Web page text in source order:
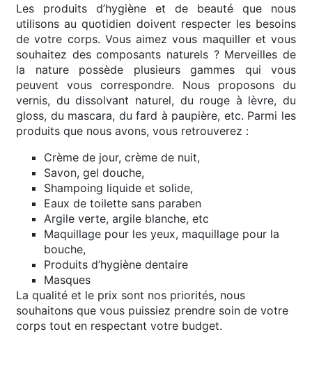
Les produits d’hygiène et de beauté que nous
utilisons au quotidien doivent respecter les besoins
de votre corps. Vous aimez vous maquiller et vous
souhaitez des composants naturels ? Merveilles de
la nature possède plusieurs gammes qui vous
peuvent vous correspondre. Nous proposons du
vernis, du dissolvant naturel, du rouge à lèvre, du
gloss, du mascara, du fard à paupière, etc. Parmi les
produits que nous avons, vous retrouverez :
Crème de jour, crème de nuit,
Savon, gel douche,
Shampoing liquide et solide,
Eaux de toilette sans paraben
Argile verte, argile blanche, etc
Maquillage pour les yeux, maquillage pour la
bouche,
Produits d’hygiène dentaire
Masques
La qualité et le prix sont nos priorités, nous
souhaitons que vous puissiez prendre soin de votre
corps tout en respectant votre budget.